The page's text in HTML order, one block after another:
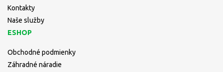
Kontakty
Naše služby
ESHOP
Obchodné podmienky
Záhradné náradie